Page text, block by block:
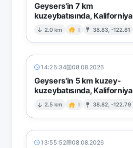
Geysers'in 7 km
kuzeybatısında, Kaliforniya
2.0 km I 38.83, -122.81
14:26:34 08.08.2026
Geysers'in 5 km kuzey-
kuzeybatısında, Kaliforniya
2.5 km I 38.82, -122.79
13:55:52 08.08.2026